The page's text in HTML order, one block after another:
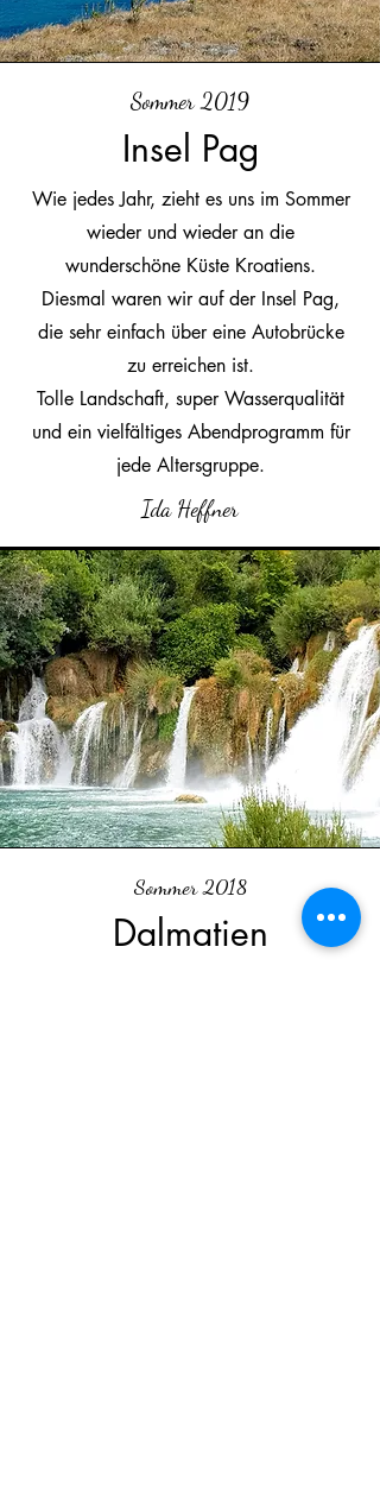
Sommer 2019
Insel Pag
Wie jedes Jahr, zieht es uns im Sommer
wieder und wieder an die
wunderschöne Küste Kroatiens.
Diesmal waren wir auf der Insel Pag,
die sehr einfach über eine Autobrücke
zu erreichen ist.
Tolle Landschaft, super Wasserqualität
und ein vielfältiges Abendprogramm für
jede Altersgruppe.
Ida Heffner
Sommer 2018
Dalmatien